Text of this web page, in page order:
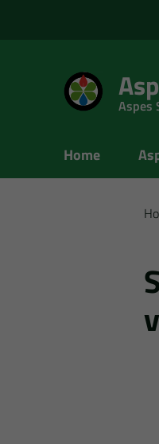
Aspes
Home